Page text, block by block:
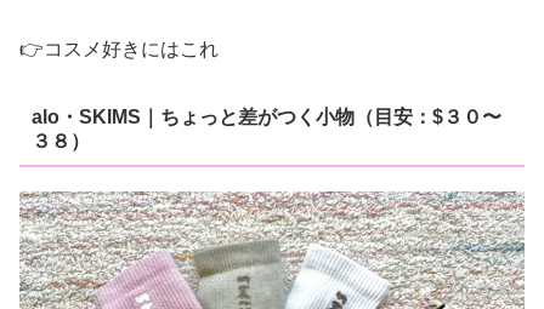
👉コスメ好きにはこれ
alo・SKIMS｜ちょっと差がつく小物（目安：$３０〜
３８）